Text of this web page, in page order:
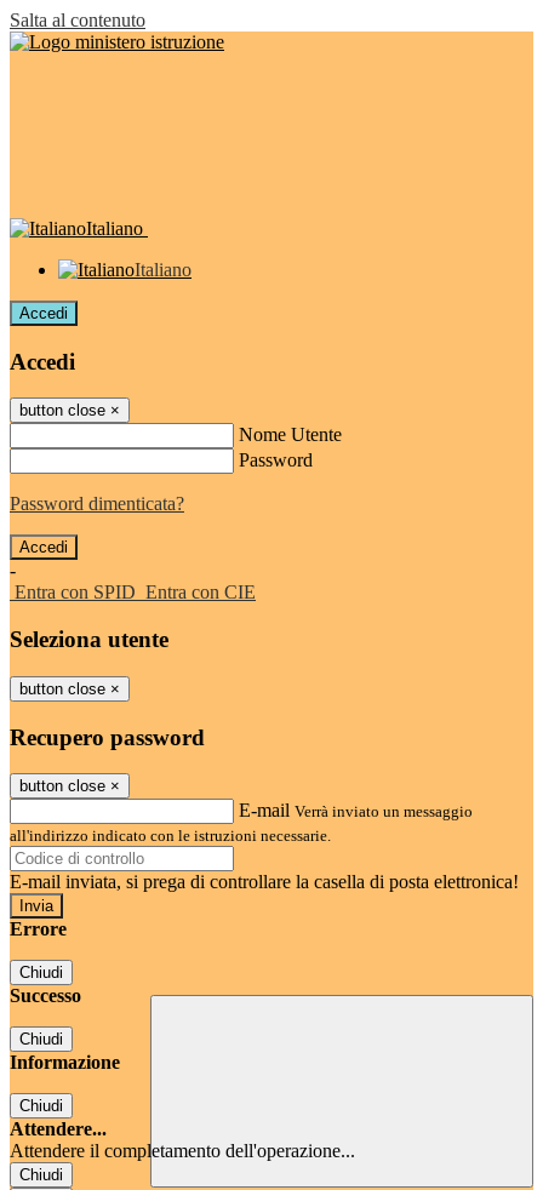
Salta al contenuto
Italiano
Italiano
Accedi
Accedi
button close ×
Nome Utente
Password
Password dimenticata?
-
Entra con SPID Entra con CIE
Seleziona utente
button close ×
Recupero password
button close ×
E-mail Verrà inviato un messaggio
all'indirizzo indicato con le istruzioni necessarie.
E-mail inviata, si prega di controllare la casella di posta elettronica!
Errore
Chiudi
Successo
Chiudi
Informazione
Chiudi
Attendere...
Attendere il completamento dell'operazione...
Chiudi